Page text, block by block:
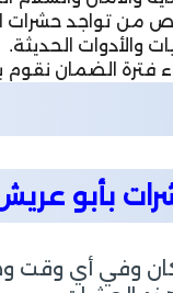
من تواجد حشرات
والأدوات الحديثة.
فترة الضمان
بأبو
وفي أي وقت